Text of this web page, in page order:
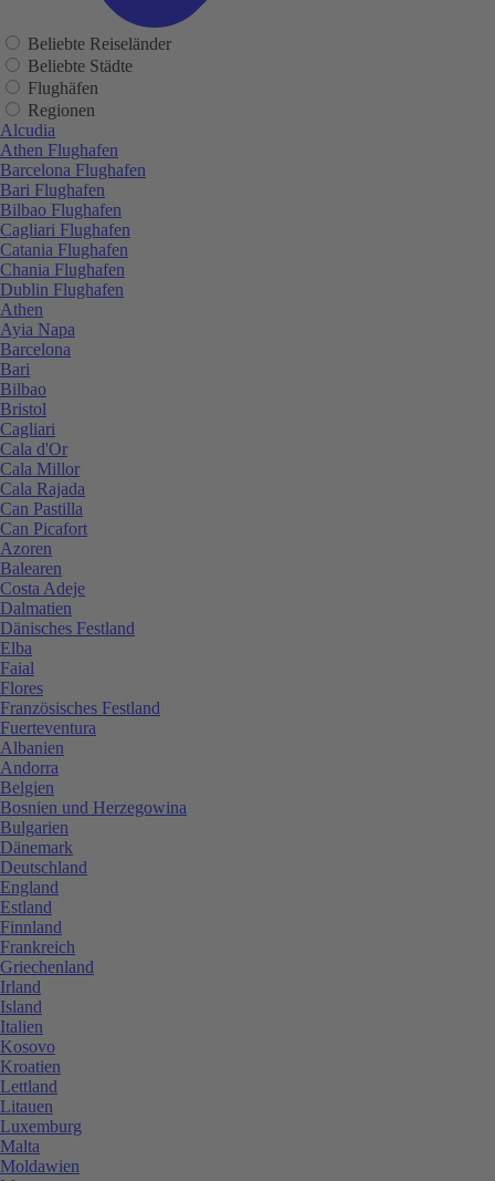
Beliebte Reiseländer
Beliebte Städte
Flughäfen
Regionen
Alcudia
Athen Flughafen
Barcelona Flughafen
Bari Flughafen
Bilbao Flughafen
Cagliari Flughafen
Catania Flughafen
Chania Flughafen
Dublin Flughafen
Athen
Ayia Napa
Barcelona
Bari
Bilbao
Bristol
Cagliari
Cala d'Or
Cala Millor
Cala Rajada
Can Pastilla
Can Picafort
Azoren
Balearen
Costa Adeje
Dalmatien
Dänisches Festland
Elba
Faial
Flores
Französisches Festland
Fuerteventura
Albanien
Andorra
Belgien
Bosnien und Herzegowina
Bulgarien
Dänemark
Deutschland
England
Estland
Finnland
Frankreich
Griechenland
Irland
Island
Italien
Kosovo
Kroatien
Lettland
Litauen
Luxemburg
Malta
Moldawien